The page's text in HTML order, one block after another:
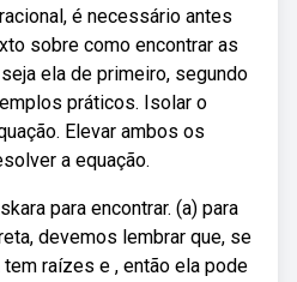
é necessário antes
sobre como encontrar as
ela de primeiro, segundo
práticos. Isolar o
Elevar ambos os
a equação.
para encontrar. (a) para
devemos lembrar que, se
raízes e , então ela pode